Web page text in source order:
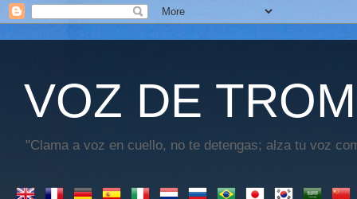
VOZ DE
"Clama a voz en cuello, no te detengas; alza tu voz